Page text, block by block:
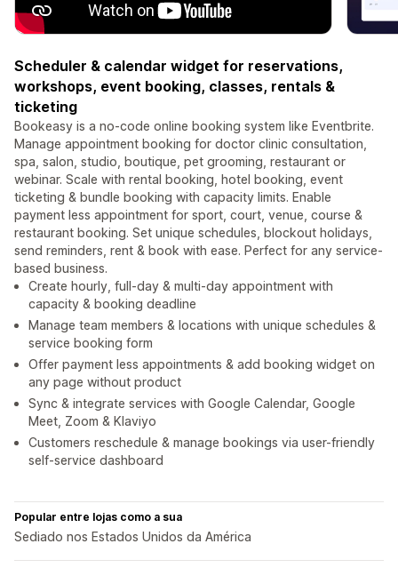
Scheduler & calendar widget for reservations,
workshops, event booking, classes, rentals &
ticketing
Bookeasy is a no-code online booking system like Eventbrite.
Manage appointment booking for doctor clinic consultation,
spa, salon, studio, boutique, pet grooming, restaurant or
webinar. Scale with rental booking, hotel booking, event
ticketing & bundle booking with capacity limits. Enable
payment less appointment for sport, court, venue, course &
restaurant booking. Set unique schedules, blockout holidays,
send reminders, rent & book with ease. Perfect for any service-
based business.
Create hourly, full-day & multi-day appointment with
capacity & booking deadline
Manage team members & locations with unique schedules &
service booking form
Offer payment less appointments & add booking widget on
any page without product
Sync & integrate services with Google Calendar, Google
Meet, Zoom & Klaviyo
Customers reschedule & manage bookings via user-friendly
self-service dashboard
Popular entre lojas como a sua
Sediado nos Estados Unidos da América